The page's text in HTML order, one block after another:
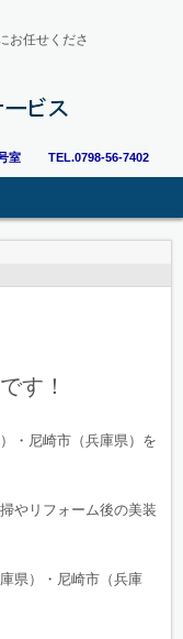
お任せくださ
室 TEL.0798-56-7402
です！
・尼崎市（兵庫県）を
やリフォーム後の美装
県）・尼崎市（兵庫